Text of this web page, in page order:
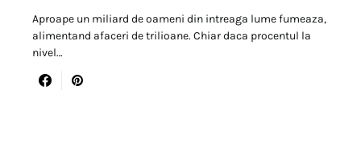
Aproape un miliard de oameni din intreaga lume fumeaza,
alimentand afaceri de trilioane. Chiar daca procentul la
nivel…